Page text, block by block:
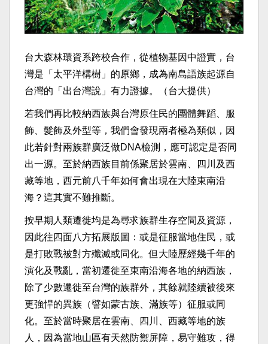
台大森林環資系跨校合作，從植物基因中證實，台
灣是「太平洋構樹」的原鄉，成為南島語族起源自
台灣的「出台灣說」有力證據。（台大提供）
若我們再比較納西族與台灣原住民的團體舞蹈、服
飾、髮飾及外型等，我們會發現兩者極為類似，因
此若針對兩族群廣泛做DNA檢測，應可認定是否同
出一源。至於納西族目前係聚居於雲南、四川及西
藏等地，西元前八千年如何會出現在大陸東南沿
海？這其實不難推斷。
按早期人類遷徙均是為尋求族群生存空間及資源，
因此往四面八方拓展版圖：或是征服當地住民，或
是打敗戰被對方殲滅或同化。但大陸歷經幾千年的
演化及戰亂，當初遷徙至東南沿海各地的納西族，
除了少數遷徙至台灣的族群外，其餘就陸續被後來
更強悍的異族（譬如蒙古族、滿族等）征服或同
化。至於當時聚居在雲南、四川、西藏等地的族
人，因為當地山區有天然防禦屏障，易守難攻，得